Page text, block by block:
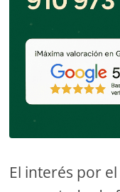
El interés por el